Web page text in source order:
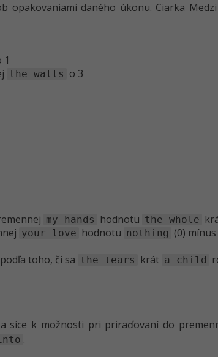
opakovaniami daného úkonu. Ciarka
1
the walls o 3
my hands hodnotu the whole
your love hodnotu nothing (0)
podľa toho, či sa the tears krát a child
síce k možnosti pri priraďovaní do
.